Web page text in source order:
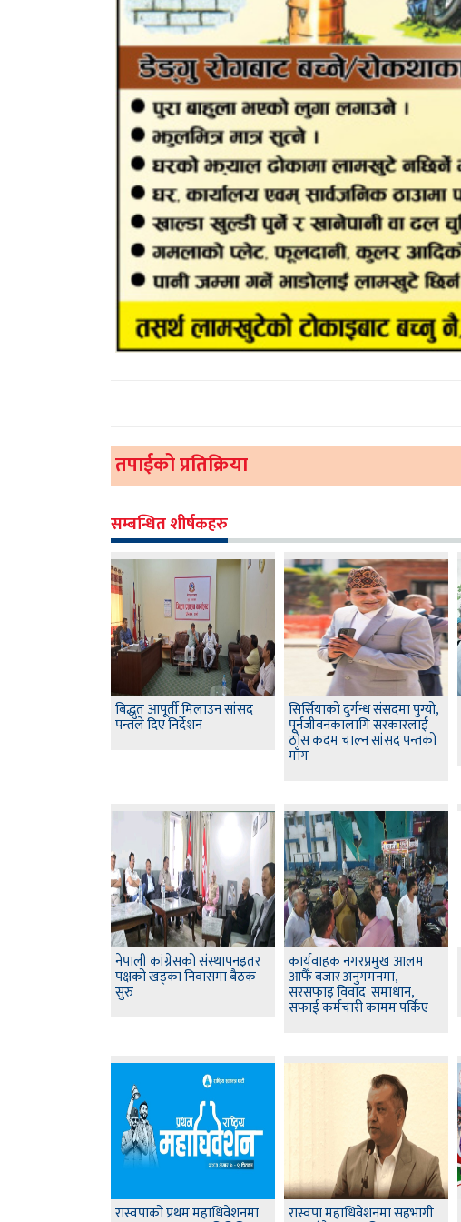
तपाईको प्रतिक्रिया
सम्बन्धित शीर्षकहरु
बिद्धुत आपूर्ती मिलाउन सांसद
पन्तले दिए निर्देशन
सिर्सियाको दुर्गन्ध संसदमा पुग्यो,
पूर्नजीवनकालागि सरकारलाई
ठोस कदम चाल्न सांसद पन्तको
माँग
नेपाली कांग्रेसको संस्थापनइतर
पक्षको खड्का निवासमा बैठक
सुरु
कार्यवाहक नगरप्रमुख आलम
आफैँ बजार अनुगमनमा,
सरसफाइ विवाद समाधान,
सफाई कर्मचारी कामम पर्किए
रास्वपाको प्रथम महाधिवेशनमा रास्वपा महाधिवेशनमा सहभागी